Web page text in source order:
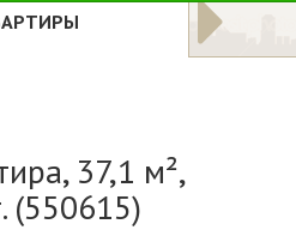
37,1 м²,
(550615)